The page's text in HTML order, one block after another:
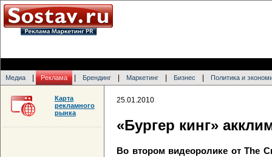
Медиа Реклама Брендинг Маркетинг Бизнес Политика и
25.01.2010
«Бургер кинг»
Во втором видеоролике от The
Карта
рекламного
рынка